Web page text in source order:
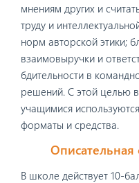
мнениям других и
труду и
норм авторской этики;
взаимовыручки и
бдительности в
решений. С этой целью
учащимися
форматы и средства.
Описательная
В школе действует 10-